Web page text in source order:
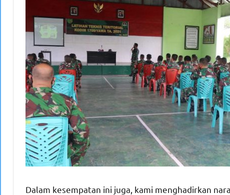
Dalam kesempatan ini juga, kami menghadirkan